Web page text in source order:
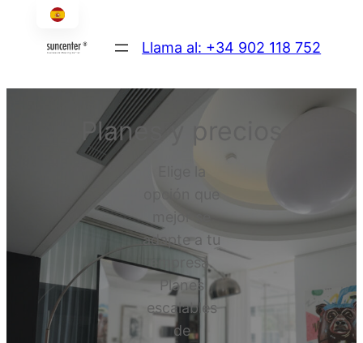
Llama al: +34 902 118 752
Planes y precios
Elige la
adapte a tu
empresa.
Planes
escalables
de